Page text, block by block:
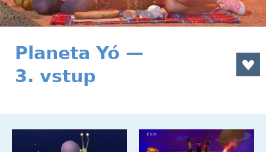
Planeta Yó —
3. vstup